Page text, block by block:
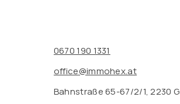
0670 190 1331
office@immohex.at
Bahnstraße 65-67/2/1, 2230